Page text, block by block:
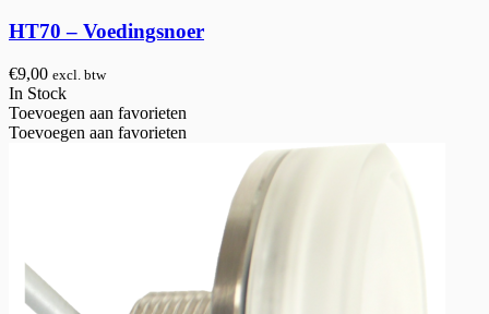
HT70 – Voedingsnoer
€9,00 excl. btw
In Stock
Toevoegen aan favorieten
Toevoegen aan favorieten